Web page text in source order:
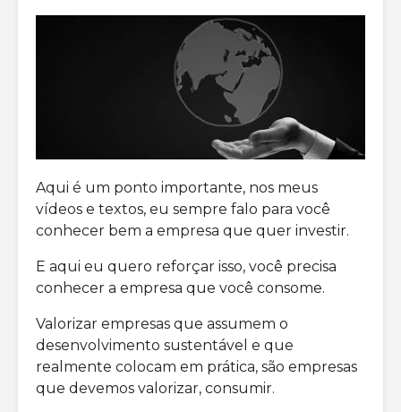
Aqui é um ponto importante, nos meus
vídeos e textos, eu sempre falo para você
conhecer bem a empresa que quer investir.
E aqui eu quero reforçar isso, você precisa
conhecer a empresa que você consome.
Valorizar empresas que assumem o
desenvolvimento sustentável e que
realmente colocam em prática, são empresas
que devemos valorizar, consumir.